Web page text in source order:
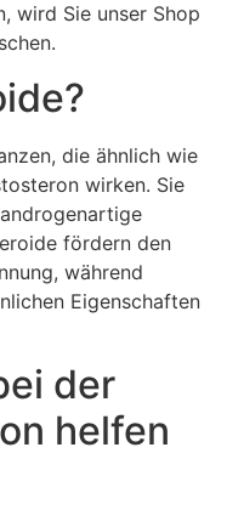
wird Sie unser Shop
die ähnlich wie
wirken. Sie
fördern den
während
Eigenschaften
der
helfen